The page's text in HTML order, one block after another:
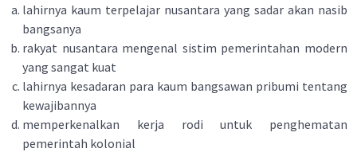
lahirnya kaum terpelajar nusantara yang sadar akan nasib
bangsanya
rakyat nusantara mengenal sistim pemerintahan modern
yang sangat kuat
lahirnya kesadaran para kaum bangsawan pribumi tentang
kewajibannya
memperkenalkan kerja rodi untuk penghematan
pemerintah kolonial